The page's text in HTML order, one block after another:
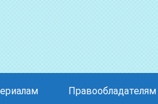
Правообладателям